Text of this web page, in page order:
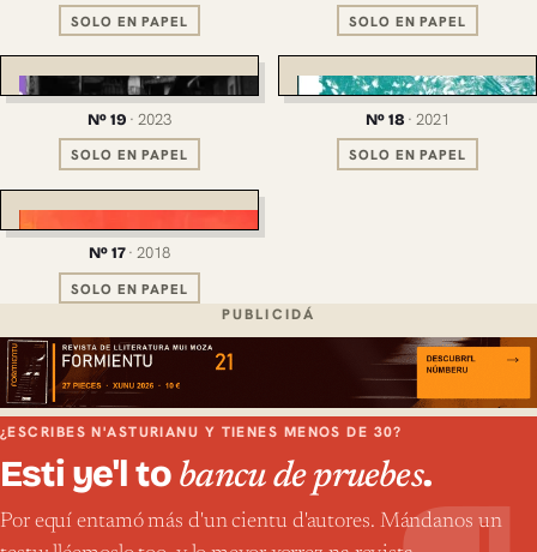
SOLO EN PAPEL SOLO EN PAPEL
Nº 19 · 2023
SOLO EN PAPEL
Nº 18 · 2021
SOLO EN PAPEL
Nº 17· 2018
SOLO EN PAPEL
PUBLICIDÁ
¿ESCRIBES N'ASTURIANU Y TIENES MENOS DE 30?
Esti ye'l to bancu de pruebes.
Por equí entamó más d'un cientu d'autores. Mándanos un